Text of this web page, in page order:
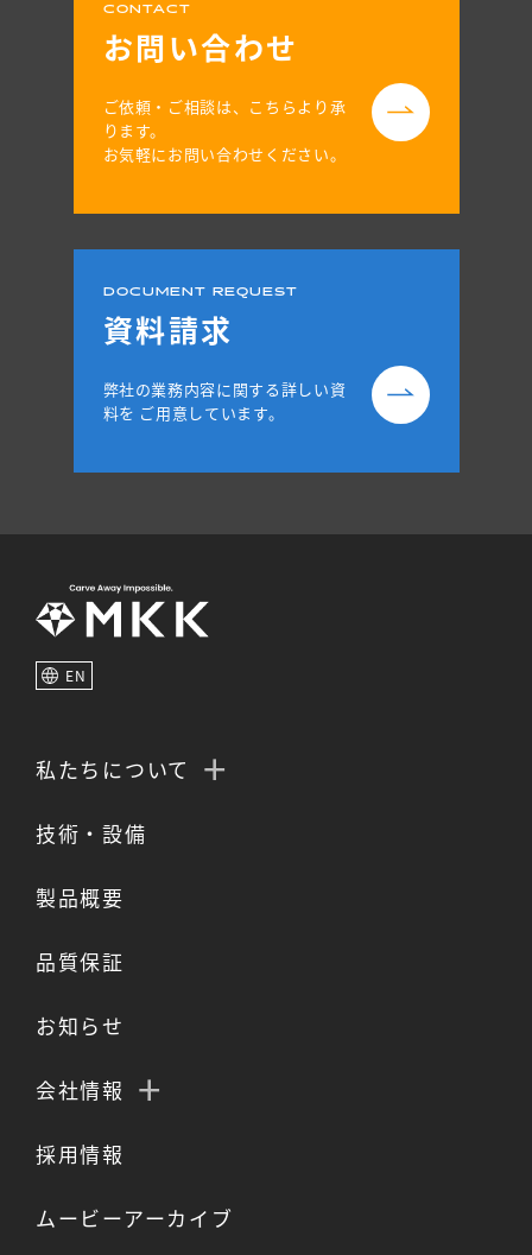
CONTACT
お問い合わせ
ご依頼・ご相談は、こちらより承
ります。
お気軽にお問い合わせください。
DOCUMENT REQUEST
資料請求
弊社の業務内容に関する詳しい資
料を ご用意しています。
EN
私たちについて
技術・設備
製品概要
品質保証
お知らせ
会社情報
採用情報
ムービーアーカイブ